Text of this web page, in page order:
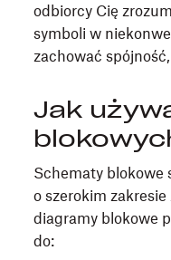
odbiorcy Cię
symboli w
zachować
Jak
Schematy blokowe
o szerokim
diagramy blokowe
do: